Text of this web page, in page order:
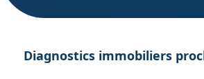
énergétique
Diagnostics immobiliers